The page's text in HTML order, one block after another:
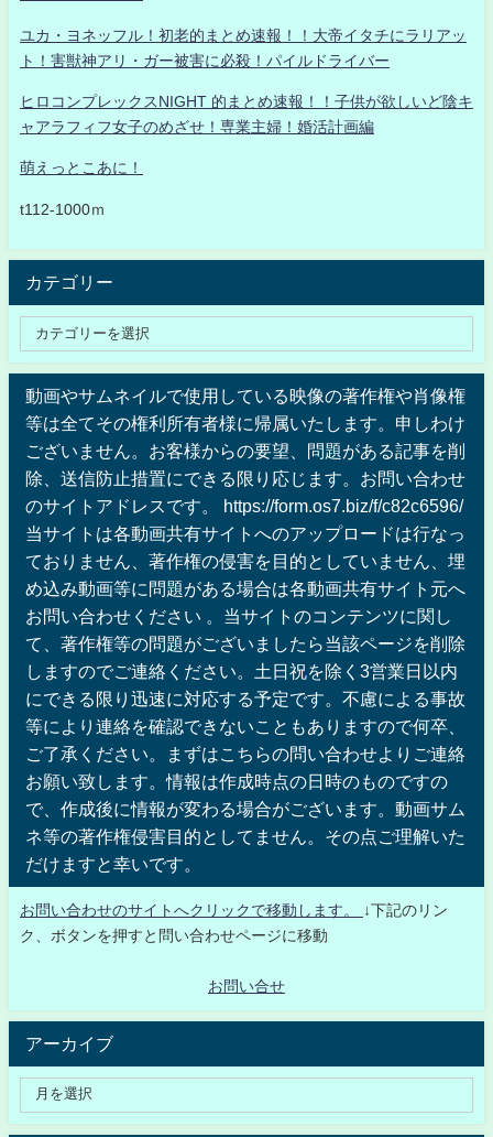
ユカ・ヨネッフル！初老的まとめ速報！！大帝イタチにラリアッ
ト！害獣神アリ・ガー被害に必殺！パイルドライバー
ヒロコンプレックスNIGHT 的まとめ速報！！子供が欲しいど陰キ
ャアラフィフ女子のめざせ！専業主婦！婚活計画編
萌えっとこあに！
t112-1000ｍ
カテゴリー
動画やサムネイルで使用している映像の著作権や肖像権
等は全てその権利所有者様に帰属いたします。申しわけ
ございません。お客様からの要望、問題がある記事を削
除、送信防止措置にできる限り応じます。お問い合わせ
のサイトアドレスです。 https://form.os7.biz/f/c82c6596/
当サイトは各動画共有サイトへのアップロードは行なっ
ておりません、著作権の侵害を目的としていません、埋
め込み動画等に問題がある場合は各動画共有サイト元へ
お問い合わせください 。当サイトのコンテンツに関し
て、著作権等の問題がございましたら当該ページを削除
しますのでご連絡ください。土日祝を除く3営業日以内
にできる限り迅速に対応する予定です。不慮による事故
等により連絡を確認できないこともありますので何卒、
ご了承ください。まずはこちらの問い合わせよりご連絡
お願い致します。情報は作成時点の日時のものですの
で、作成後に情報が変わる場合がございます。動画サム
ネ等の著作権侵害目的としてません。その点ご理解いた
だけますと幸いです。
お問い合わせのサイトへクリックで移動します。
↓下記のリン
ク、ボタンを押すと問い合わせページに移動
お問い合せ
アーカイブ